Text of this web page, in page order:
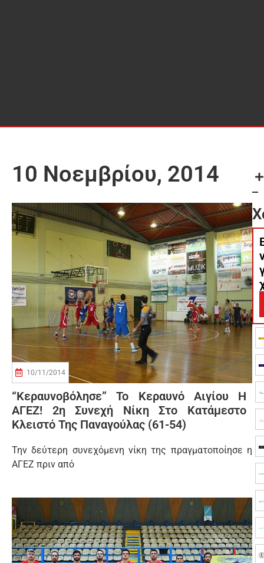
10 Νοεμβρίου, 2014
10/11/2014
“Κεραυνοβόλησε” Το Κεραυνό Αιγίου Η
ΑΓΕΖ! 2η Συνεχή Νίκη Στο Κατάμεστο
Κλειστό Της Παναγούλας (61-54)
Την δεύτερη συνεχόμενη νίκη της πραγματοποίησε η
ΑΓΕΖ πριν από